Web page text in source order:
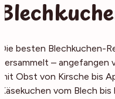
Die besten Blechkuchen-
versammelt –
mit Obst von Kirsche bis
Käsekuchen vom Blech